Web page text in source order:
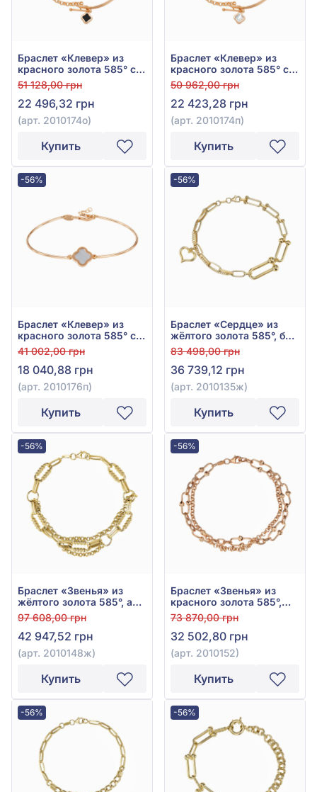
Браслет «Клевер» из
красного золота 585° с
чёрным ониксом, арт.
2010174о
51 128,00 грн
22 496,32 грн
(арт. 2010174о)
Купить
Браслет «Клевер» из
красного золота 585° с
перламутром, арт.
2010174п
50 962,00 грн
22 423,28 грн
(арт. 2010174п)
Купить
-56%
Браслет «Клевер» из
красного золота 585° с
перламутром, арт.
2010176п
41 002,00 грн
18 040,88 грн
(арт. 2010176п)
Купить
-56%
Браслет «Сердце» из
жёлтого золота 585°, без
вставки, арт. 2010135ж
83 498,00 грн
36 739,12 грн
(арт. 2010135ж)
Купить
-56%
Браслет «Звенья» из
жёлтого золота 585°, арт.
2010148ж
97 608,00 грн
42 947,52 грн
(арт. 2010148ж)
Купить
-56%
Браслет «Звенья» из
красного золота 585°,
без вставки, арт. 2010152
73 870,00 грн
32 502,80 грн
(арт. 2010152)
Купить
-56% -56%